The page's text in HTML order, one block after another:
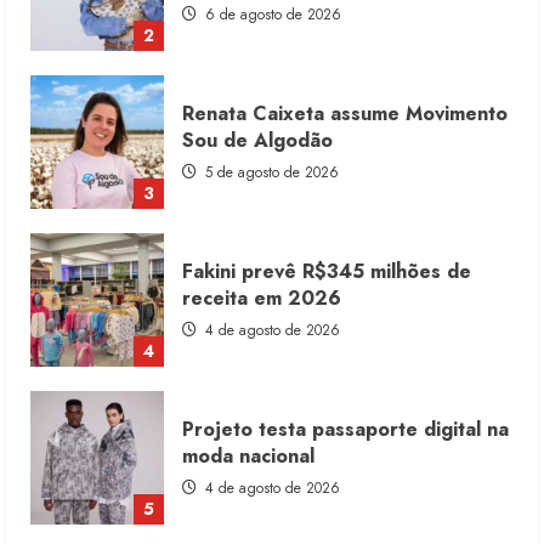
2
6 de agosto de 2026
3
Renata Caixeta assume Movimento
Sou de Algodão
5 de agosto de 2026
4
Fakini prevê R$345 milhões de
receita em 2026
4 de agosto de 2026
5
Projeto testa passaporte digital na
moda nacional
4 de agosto de 2026